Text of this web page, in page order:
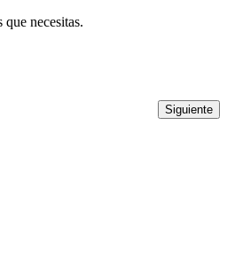
Siguiente
necesitas.